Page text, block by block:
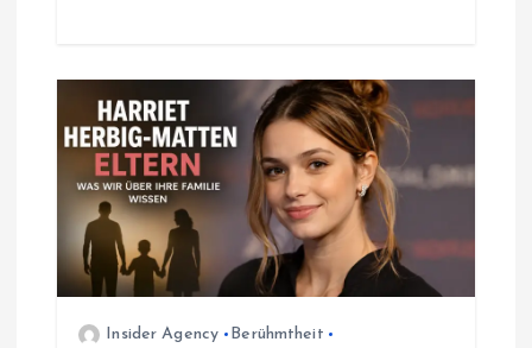
Insider Agency
Berühmtheit